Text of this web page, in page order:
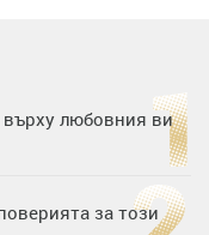
върху любовния ви
за този